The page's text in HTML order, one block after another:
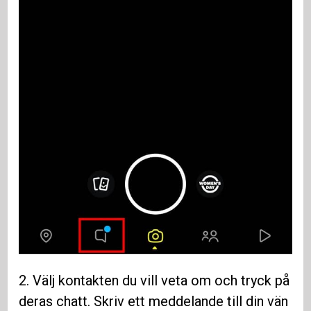
2. Välj kontakten du vill veta om och tryck på
deras chatt. Skriv ett meddelande till din vän